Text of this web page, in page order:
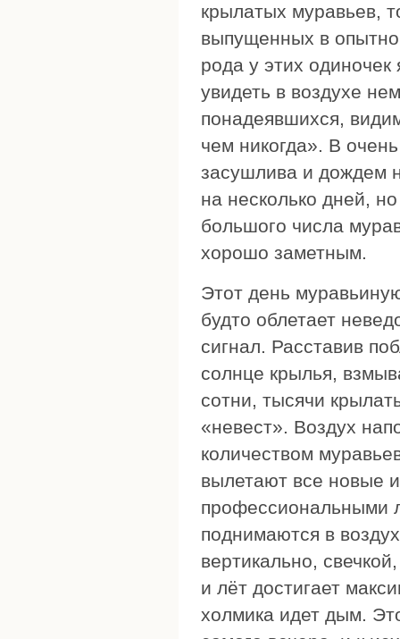
крылатых муравьев,
выпущенных в
рода у этих
увидеть в воздухе
понадеявшихся,
чем никогда». В
засушлива и дождем
на несколько дней,
большого числа
хорошо заметным.
Этот день
будто облетает
сигнал. Расставив
солнце крылья,
сотни, тысячи
«невест». Воздух
количеством
вылетают все новые
профессиональными
поднимаются в
вертикально,
и лёт достигает
холмика идет дым.